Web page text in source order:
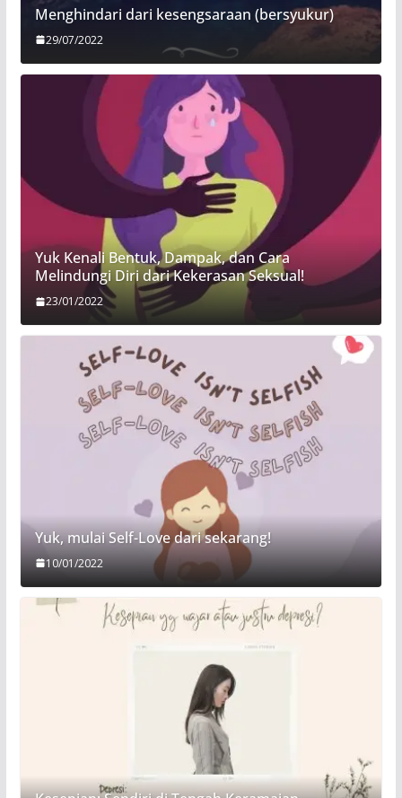
Menghindari dari kesengsaraan (bersyukur)
29/07/2022
Yuk Kenali Bentuk, Dampak, dan Cara
Melindungi Diri dari Kekerasan Seksual!
23/01/2022
Yuk, mulai Self-Love dari sekarang!
10/01/2022